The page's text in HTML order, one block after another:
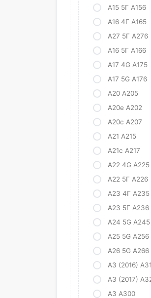
А15 5Г А156
А16 4Г А165
А27 5Г А276
А16 5Г А166
A17 4G A175
A17 5G A176
A20 A205
А20е А202
А20с А207
А21 А215
А21с А217
A22 4G A225
А22 5Г А226
А23 4Г А235
А23 5Г А236
A24 5G A245
A25 5G A256
A26 5G A266
А3 (2016)
A3 (2017)
A3 A300